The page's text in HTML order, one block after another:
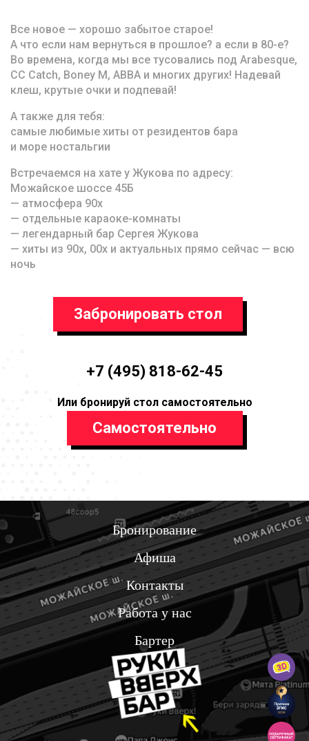
Все новое — хорошо забытое старое!
А что если нам вернуться в прошлое? а если в 80-е?
Во времена, когда мы все тусовались под Arabesque,
CC Catch, Boney M, ABBA и многих других! Надевай
клеш, крутые очки и подпевай!
А также для тебя:
самые любимые хиты от резидентов бара
и море ностальгии
Встречаемся на хате у Жукова по адресу:
Можайское шоссе 45Б
— атмосфера 90х
— отдельные караоке-комнаты
— легендарный бар Сергея Жукова
— хиты из 90х, 00х и актуальных прямо сейчас — всю
ночь
Забронировать стол
+7 (495) 818-62-45
Или бронируй стол самостоятельно
Самостоятельно
Бронирование
Афиша
Контакты
Работа у нас
Бартер